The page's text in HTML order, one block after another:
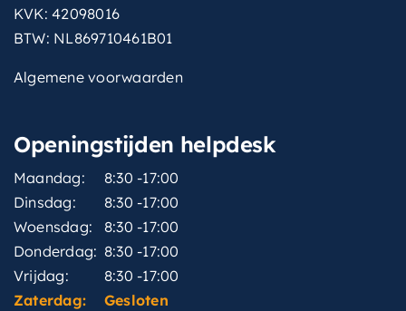
KVK: 42098016
BTW: NL869710461B01
Algemene voorwaarden
Openingstijden helpdesk
Maandag:
8:30 -17:00
Dinsdag:
8:30 -17:00
Woensdag:
8:30 -17:00
Donderdag: 8:30 -17:00
Vrijdag:
8:30 -17:00
Zaterdag:
Gesloten